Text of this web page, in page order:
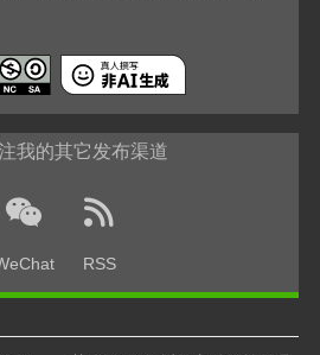
我的其它发布渠道
RSS